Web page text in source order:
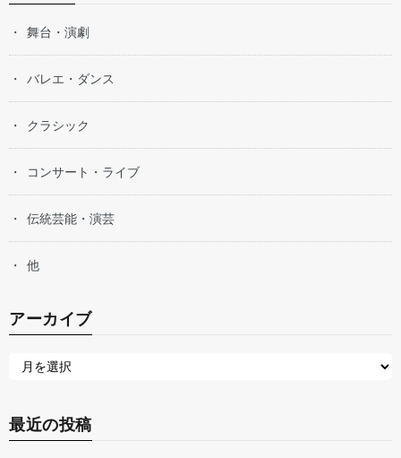
舞台・演劇
バレエ・ダンス
クラシック
コンサート・ライブ
伝統芸能・演芸
他
アーカイブ
最近の投稿